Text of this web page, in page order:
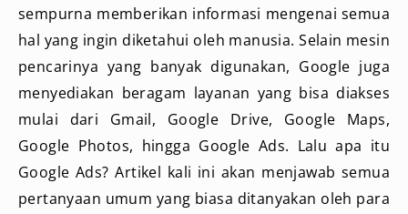
sempurna memberikan informasi mengenai semua
hal yang ingin diketahui oleh manusia. Selain mesin
pencarinya yang banyak digunakan, Google juga
menyediakan beragam layanan yang bisa diakses
mulai dari Gmail, Google Drive, Google Maps,
Google Photos, hingga Google Ads. Lalu apa itu
Google Ads? Artikel kali ini akan menjawab semua
pertanyaan umum yang biasa ditanyakan oleh para